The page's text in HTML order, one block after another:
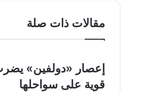
في
زيارة
منذ
الرئاسة
مقالات ذات صلة
قوية على سواحلها